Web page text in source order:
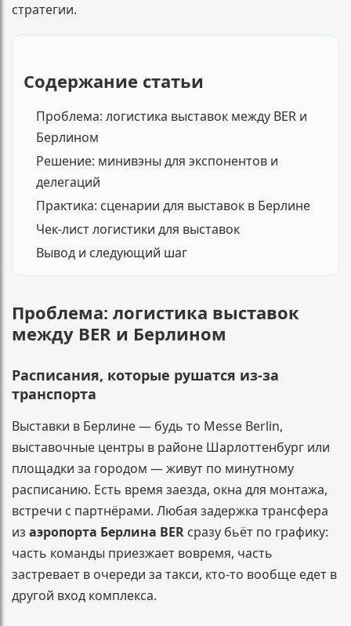
стратегии.
Содержание статьи
Проблема: логистика выставок между BER и
Берлином
Решение: минивэны для экспонентов и
делегаций
Практика: сценарии для выставок в Берлине
Чек-лист логистики для выставок
Вывод и следующий шаг
Проблема: логистика выставок
между BER и Берлином
Расписания, которые рушатся из-за
транспорта
Выставки в Берлине — будь то Messe Berlin,
выставочные центры в районе Шарлоттенбург или
площадки за городом — живут по минутному
расписанию. Есть время заезда, окна для монтажа,
встречи с партнёрами. Любая задержка трансфера
из аэропорта Берлина BER сразу бьёт по графику:
часть команды приезжает вовремя, часть
застревает в очереди за такси, кто-то вообще едет в
другой вход комплекса.